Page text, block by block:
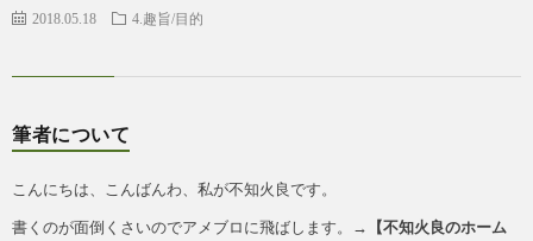
2018.05.18 4.趣旨/目的
筆者について
こんにちは、こんばんわ、私が不知火良です。
書くのが面倒くさいのでアメブロに飛ばします。→
【不知火良のホーム